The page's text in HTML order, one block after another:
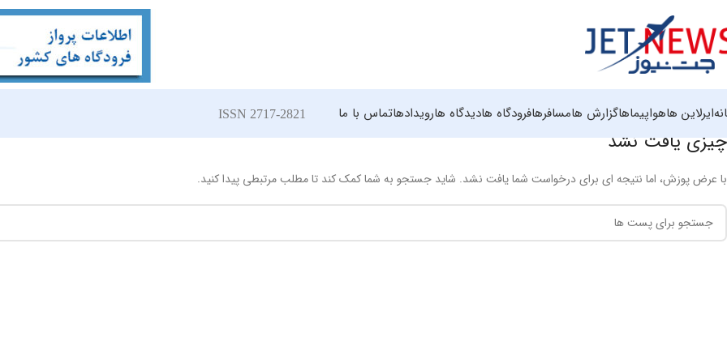
ایرلاین هاهواپیماهاگزارش هامسافرهافرودگاه هادیدگاه هارویدادهاتماس با ما ISSN 2717-2821
چیزی یافت نشد
با عرض پوزش، اما نتیجه ای برای درخواست شما یافت نشد. شاید جستجو به شما کمک کند تا مطلب مرتبطی پیدا کنید.